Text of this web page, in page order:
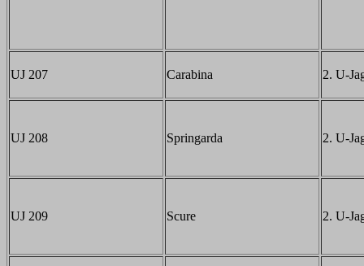
UJ 207 Carabina 2. U-
UJ 208 Springarda 2. U-
UJ 209 Scure 2. U-